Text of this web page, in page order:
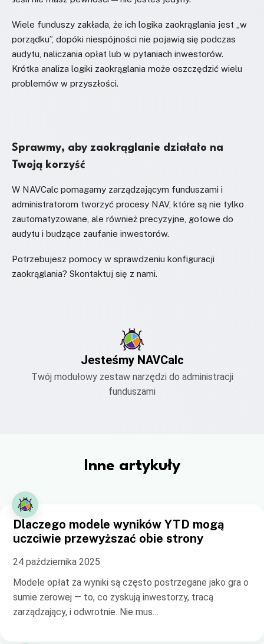
Wiele funduszy zakłada, że ich logika zaokrąglania jest „w
porządku”, dopóki niespójności nie pojawią się podczas
audytu, naliczania opłat lub w pytaniach inwestorów.
Krótka analiza logiki zaokrąglania może oszczędzić wielu
problemów w przyszłości.
Sprawmy, aby zaokrąglanie działało na
Twoją korzyść
W NAVCalc pomagamy zarządzającym funduszami i
administratorom tworzyć procesy NAV, które są nie tylko
zautomatyzowane, ale również precyzyjne, gotowe do
audytu i budzące zaufanie inwestorów.
Potrzebujesz pomocy w sprawdzeniu konfiguracji
zaokrąglania? Skontaktuj się z nami.
Jesteśmy NAVCalc
Twój modułowy zestaw narzędzi do administracji
funduszami
Inne artykuły
Dlaczego modele wyników YTD mogą
uczciwie przewyższać obie strony
24 października 2025
Modele opłat za wyniki są często postrzegane jako gra o
sumie zerowej — to, co zyskują inwestorzy, tracą
zarządzający, i odwrotnie. Nie mus…